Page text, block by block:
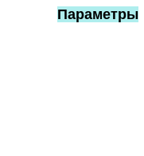
Параметры